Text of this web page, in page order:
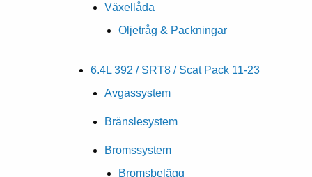
Växellåda
Oljetråg & Packningar
6.4L 392 / SRT8 / Scat Pack 11-23
Avgassystem
Bränslesystem
Bromssystem
Bromsbelägg